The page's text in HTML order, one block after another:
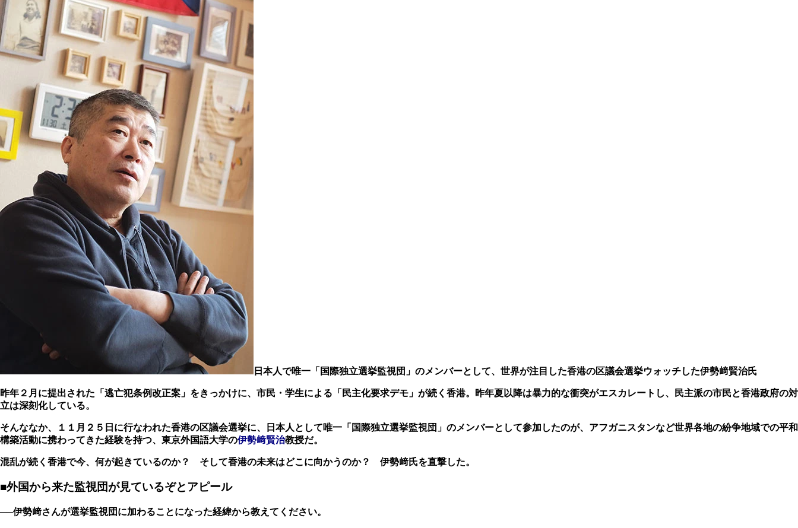
日本人で唯一「国際独立選挙監視団」のメンバーとして、世界が注目した香港の区議会選挙ウォッチした伊勢﨑賢治氏
昨年２月に提出された「逃亡犯条例改正案」をきっかけに、市民・学生による「民主化要求デモ」が続く香港。昨年夏以降は暴力的な衝突がエスカレートし、民主派の市民と香港政府の対
立は深刻化している。
そんななか、１１月２５日に行なわれた香港の区議会選挙に、日本人として唯一「国際独立選挙監視団」のメンバーとして参加したのが、アフガニスタンなど世界各地の紛争地域での平和
構築活動に携わってきた経験を持つ、東京外国語大学の伊勢﨑賢治教授だ。
混乱が続く香港で今、何が起きているのか？ そして香港の未来はどこに向かうのか？ 伊勢﨑氏を直撃した。
■外国から来た監視団が見ているぞとアピール
──伊勢﨑さんが選挙監視団に加わることになった経緯から教えてください。